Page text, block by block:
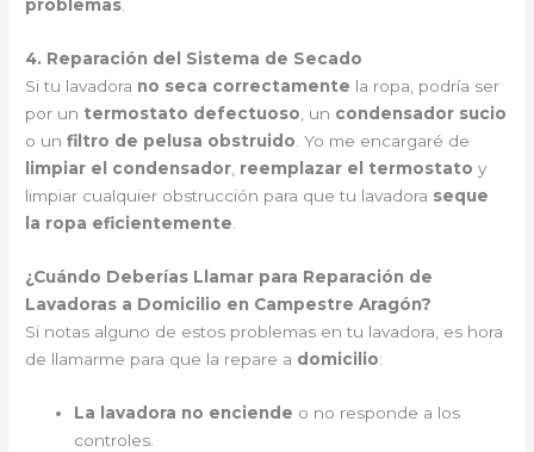
problemas.
4. Reparación del Sistema de Secado
Si tu lavadora no seca correctamente la ropa, podría ser
por un termostato defectuoso, un condensador sucio
o unfiltro de pelusa obstruido. Yo me encargaré de
limpiar el condensador, reemplazar el termostato y
limpiar cualquier obstrucción para que tu lavadora seque
la ropa eficientemente.
¿Cuándo Deberías Llamar para Reparación de
Lavadoras a Domicilio en Campestre Aragón?
Si notas alguno de estos problemas en tu lavadora, es hora
de llamarme para que la repare a domicilio:
La lavadora no enciende o no responde a los
controles.